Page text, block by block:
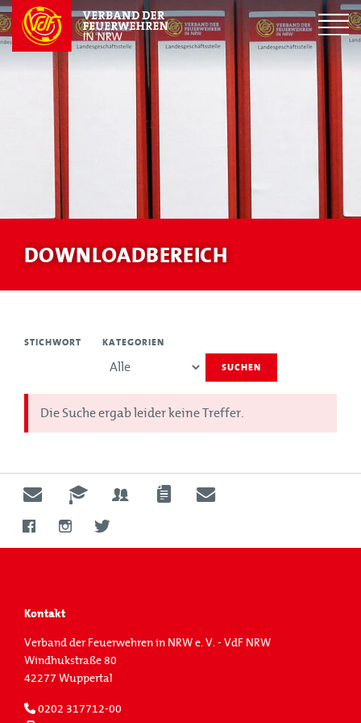
DOWNLOADBEREICH
STICHWORT
KATEGORIEN
SUCHEN
Die Suche ergab leider keine Treffer.
Kontakt
Verband der Feuerwehren in NRW e. V. - VdF NRW
Windhukstraße 80
42277 Wuppertal
0202 317712-00